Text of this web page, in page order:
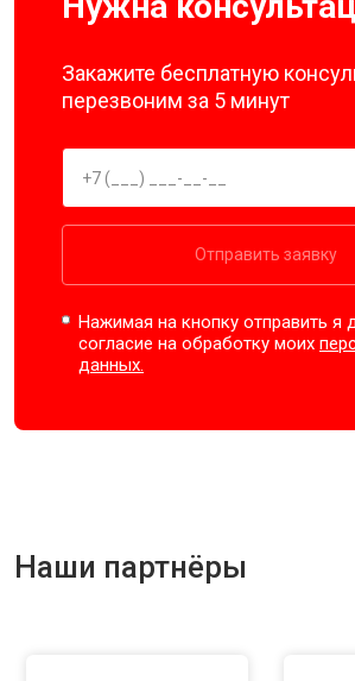
Закажите бесплатную
перезвоним за 5 минут
Отправить заявку
Нажимая на кнопку отправить я
согласие на обработку моих
данных.
Наши партнёры